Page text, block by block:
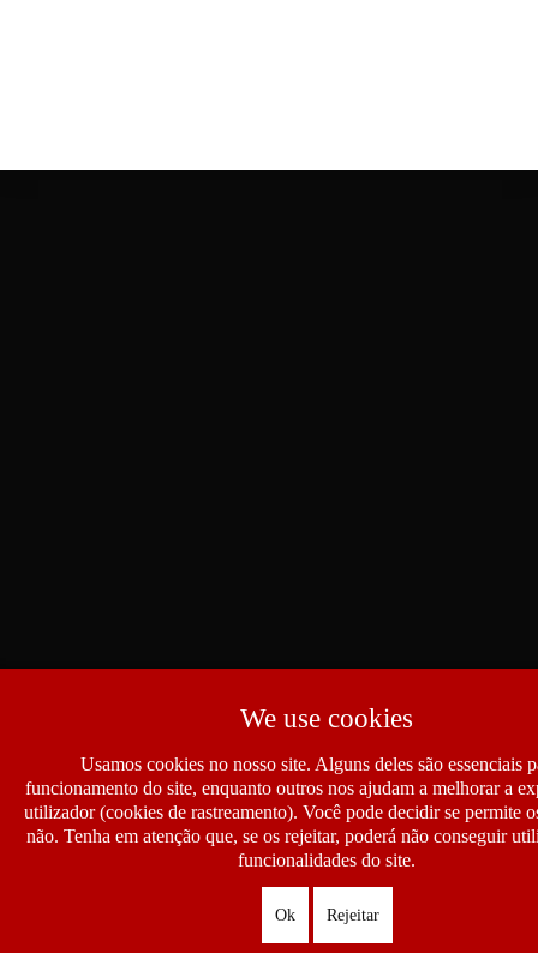
We use cookies
Usamos cookies no nosso site. Alguns deles são essenciais
funcionamento do site, enquanto outros nos ajudam a melhorar a
utilizador (cookies de rastreamento). Você pode decidir se permite
não. Tenha em atenção que, se os rejeitar, poderá não conseguir
funcionalidades do site.
Ok Rejeitar